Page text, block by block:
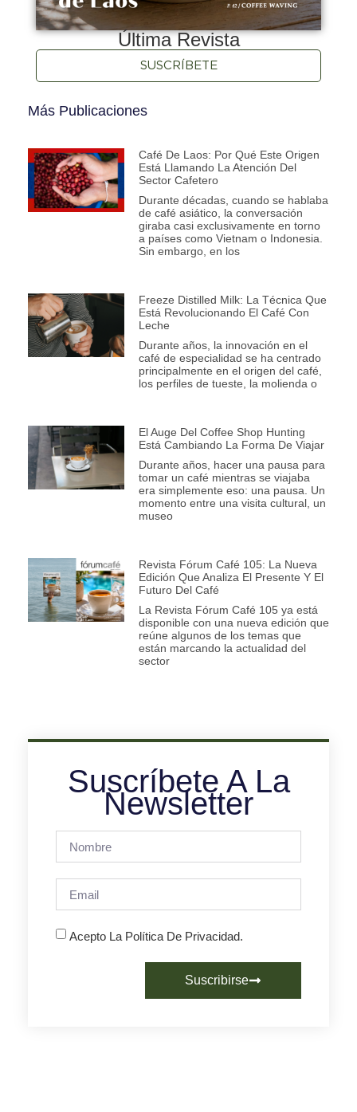
Última Revista
SUSCRÍBETE
Más Publicaciones
Café De Laos: Por Qué Este Origen
Está Llamando La Atención Del
Sector Cafetero
Durante décadas, cuando se hablaba
de café asiático, la conversación
giraba casi exclusivamente en torno
a países como Vietnam o Indonesia.
Sin embargo, en los
Freeze Distilled Milk: La Técnica Que
Está Revolucionando El Café Con
Leche
Durante años, la innovación en el
café de especialidad se ha centrado
principalmente en el origen del café,
los perfiles de tueste, la molienda o
El Auge Del Coffee Shop Hunting
Está Cambiando La Forma De Viajar
Durante años, hacer una pausa para
tomar un café mientras se viajaba
era simplemente eso: una pausa. Un
momento entre una visita cultural, un
museo
Revista Fórum Café 105: La Nueva
Edición Que Analiza El Presente Y El
Futuro Del Café
La Revista Fórum Café 105 ya está
disponible con una nueva edición que
reúne algunos de los temas que
están marcando la actualidad del
sector
Suscríbete A La
Newsletter
Acepto La Política De Privacidad.
Suscribirse